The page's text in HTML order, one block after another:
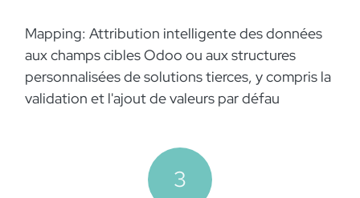
Mapping: Attribution intelligente des données
aux champs cibles Odoo ou aux structures
personnalisées de solutions tierces, y compris la
validation et l'ajout de valeurs par défau
3